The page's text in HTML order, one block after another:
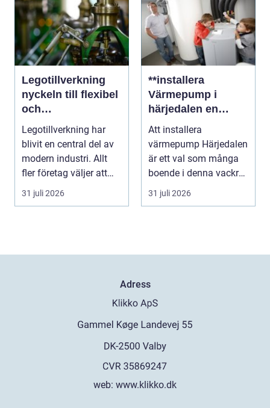
Legotillverkning
nyckeln till flexibel
och
kostnadseffektiv
produktion
Legotillverkning har
blivit en central del av
modern industri. Allt
fler företag väljer att
lägga ut...
31 juli 2026
**installera
Värmepump i
härjedalen en
hållbar
framtidslösning**
Att installera
värmepump Härjedalen
är ett val som många
boende i denna vackra
del av Sverige gör fö...
31 juli 2026
Adress
web: www.klikko.dk